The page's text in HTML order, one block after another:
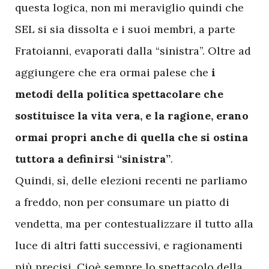
questa logica, non mi meraviglio quindi che
SEL si sia dissolta e i suoi membri, a parte
Fratoianni, evaporati dalla “sinistra”. Oltre ad
aggiungere che era ormai palese che i
metodi della politica spettacolare che
sostituisce la vita vera, e la ragione, erano
ormai propri anche di quella che si ostina
tuttora a definirsi “sinistra”.
Quindi, sì, delle elezioni recenti ne parliamo
a freddo, non per consumare un piatto di
vendetta, ma per contestualizzare il tutto alla
luce di altri fatti successivi, e ragionamenti